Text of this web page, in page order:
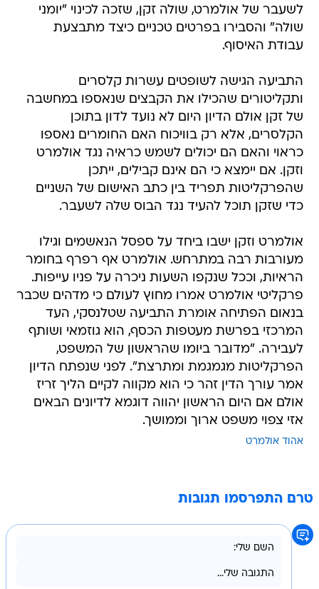
לשעבר של אולמרט, שולה זקן, שזכה לכינוי "יומני
שולה" והסבירו בפרטים טכניים כיצד מתבצעת
עבודת האיסוף.
התביעה הגישה לשופטים עשרות קלסרים
ותקליטורים שהכילו את הקבצים שנאספו במחשבה
של זקן אולם הדיון היום לא נועד לדון בתוכן
הקלסרים, אלא רק בוויכוח האם החומרים נאספו
כראוי והאם הם יכולים לשמש כראיה נגד אולמרט
וזקן. אם יימצא כי הם אינם קבילים, ייתכן
שהפרקליטות תפריד בין כתב האישום של השניים
כדי שזקן תוכל להעיד נגד הבוס שלה לשעבר.
אולמרט וזקן ישבו ביחד על ספסל הנאשמים וגילו
מעורבות רבה במתרחש. אולמרט אף רפרף בחומר
הראיות, וככל שנקפו השעות ניכרה על פניו עייפות.
פרקליטי אולמרט אמרו מחוץ לעולם כי מדהים שכבר
בנאום הפתיחה אומרת התביעה שטלנסקי, העד
המרכזי בפרשת מעטפות הכסף, הוא גוזמאי ושותף
לעבירה. "מדובר ביומו שהראשון של המשפט,
הפרקליטות מגמגמת ומתרצת". לפני שנפתח הדיון
אמר עורך הדין זהר כי הוא מקווה לקיים הליך זריז
אולם אם היום הראשון יהווה דוגמא לדיונים הבאים
אזי צפוי משפט ארוך וממושך.
אהוד אולמרט
טרם התפרסמו תגובות